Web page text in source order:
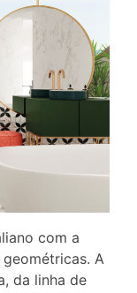
com a
A
da linha de